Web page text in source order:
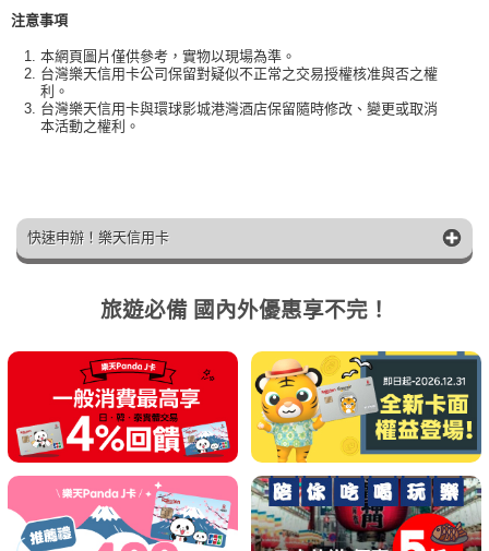
注意事項
本網頁圖片僅供參考，實物以現場為準。
台灣樂天信用卡公司保留對疑似不正常之交易授權核准與否之權
利。
台灣樂天信用卡與環球影城港灣酒店保留隨時修改、變更或取消
本活動之權利。
快速申辦！樂天信用卡
旅遊必備 國內外優惠享不完！